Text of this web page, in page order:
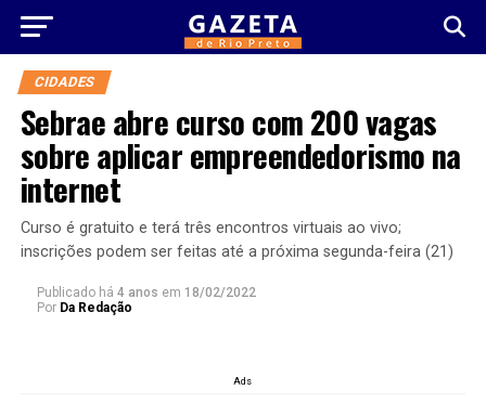
CIDADES
Sebrae abre curso com 200 vagas
sobre aplicar empreendedorismo na
internet
Curso é gratuito e terá três encontros virtuais ao vivo;
inscrições podem ser feitas até a próxima segunda-feira (21)
Publicado há 4 anos em 18/02/2022
Por Da Redação
Ads